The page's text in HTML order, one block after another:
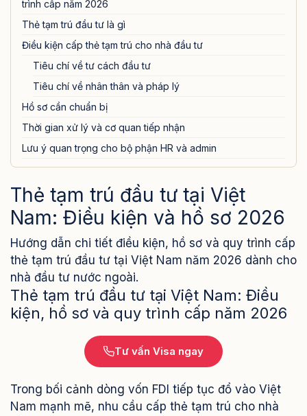
trình cấp năm 2026
Thẻ tạm trú đầu tư là gì
Điều kiện cấp thẻ tạm trú cho nhà đầu tư
Tiêu chí về tư cách đầu tư
Tiêu chí về nhân thân và pháp lý
Hồ sơ cần chuẩn bị
Thời gian xử lý và cơ quan tiếp nhận
Lưu ý quan trọng cho bộ phận HR và admin
Thẻ tạm trú đầu tư tại Việt
Nam: Điều kiện và hồ sơ 2026
Hướng dẫn chi tiết điều kiện, hồ sơ và quy trình cấp
thẻ tạm trú đầu tư tại Việt Nam năm 2026 dành cho
nhà đầu tư nước ngoài.
Thẻ tạm trú đầu tư tại Việt Nam: Điều
kiện, hồ sơ và quy trình cấp năm 2026
Tư vấn Visa ngay
Trong bối cảnh dòng vốn FDI tiếp tục đổ vào Việt
Nam mạnh mẽ, nhu cầu cấp thẻ tạm trú cho nhà